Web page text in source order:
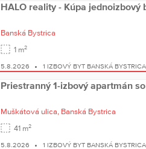
HALO reality - Kúpa jednoizbový
Banská Bystrica
1 m2
5.8.2026 1 IZBOVÝ BYT BANSKÁ BYSTRICA
Priestranný 1-izbový apartmán
Muškátová ulica, Banská Bystrica
41 m2
5.8.2026 1 IZBOVÝ BYT BANSKÁ BYSTRICA